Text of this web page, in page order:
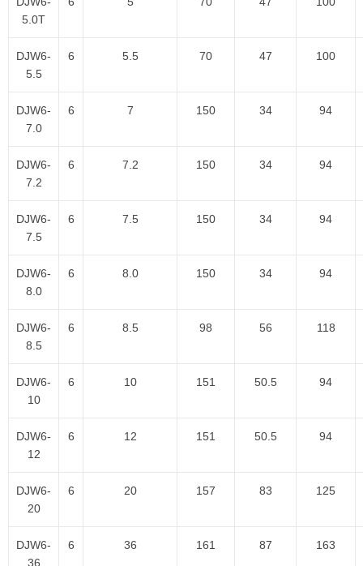
5.0T
DJW6-
5.5
6 5.5 70 47 100
DJW6-
7.0
6 7 150 34 94
DJW6-
7.2
6 7.2 150 34 94
DJW6-
7.5
6 7.5 150 34 94
DJW6-
8.0
6 8.0 150 34 94
DJW6-
8.5
6 8.5 98 56 118
DJW6-
10
6 10 151 50.5 94
DJW6-
12
6 12 151 50.5 94
DJW6-
20
6 20 157 83 125
DJW6-
36
6 36 161 87 163